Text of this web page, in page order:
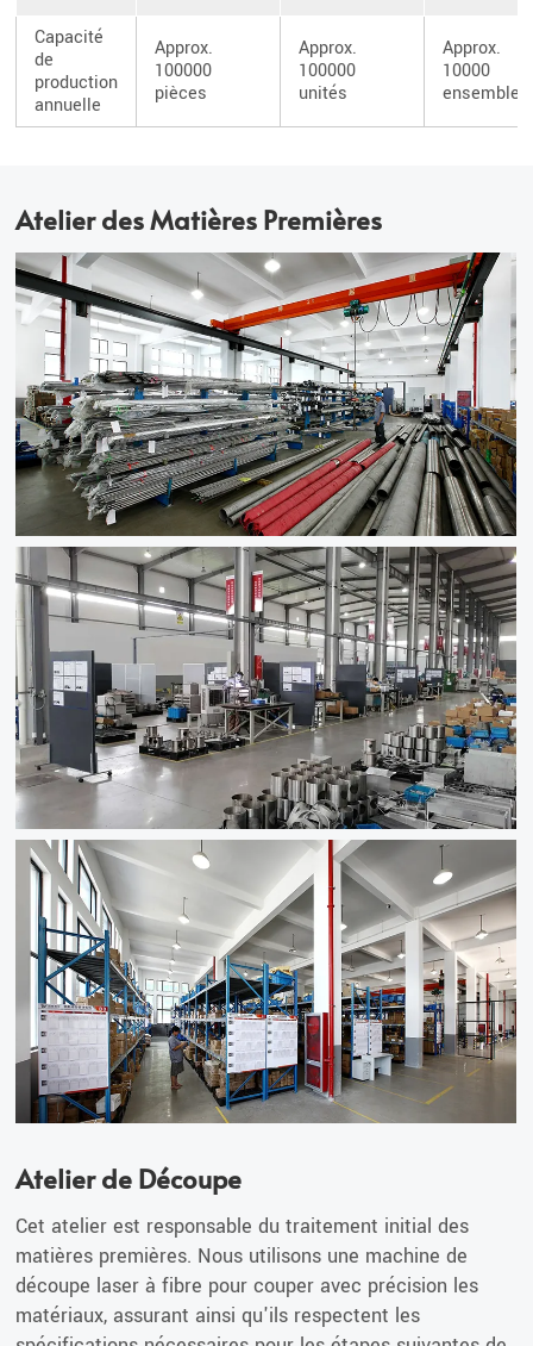
Capacité
de
production
annuelle
Approx.
100000
pièces
Approx.
100000
unités
Approx.
10000
ensembles
Atelier des Matières Premières
Atelier de Découpe
Cet atelier est responsable du traitement initial des
matières premières. Nous utilisons une machine de
découpe laser à fibre pour couper avec précision les
matériaux, assurant ainsi qu'ils respectent les